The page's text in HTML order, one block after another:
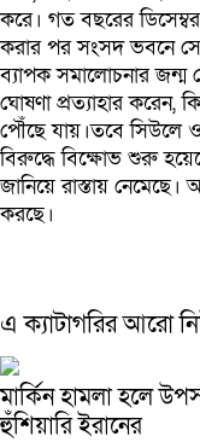
করে। গত বছরের
করার পর সংসদ ভবনে
ব্যাপক সমালোচনার জন্ম
ঘোষণা প্রত্যাহার করেন,
পৌঁছে যায়।তবে সিউলে
বিরুদ্ধে বিক্ষোভ শুরু
জানিয়ে রাস্তায়
করছে।
এ ক্যাটাগরির আরো
মার্কিন হামলা হলে
হুঁশিয়ারি ইরানের